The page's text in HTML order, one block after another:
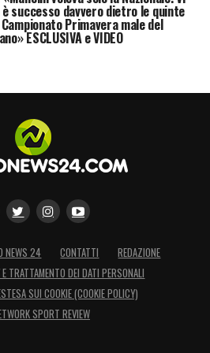
è successo davvero dietro le quinte
Campionato Primavera male del
ESCLUSIVA e VIDEO
NEWS 24 CONTATTI
REDAZIONE
TRATTAMENTO DEI DATI PERSONALI
SUI COOKIE (COOKIE POLICY)
SPORT REVIEW